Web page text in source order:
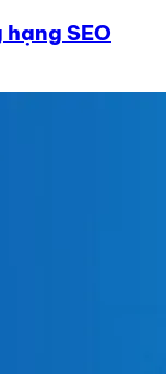
SEO